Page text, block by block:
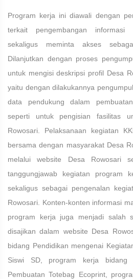
Program kerja ini diawali dengan
terkait pengembangan informasi
sekaligus meminta akses
Dilanjutkan dengan proses
untuk mengisi deskripsi profil Desa
yaitu dengan dilakukannya
data pendukung dalam
seperti untuk pengisian fasilitas
Rowosari. Pelaksanaan kegiatan
bersama dengan masyarakat Desa
melalui website Desa Rowosari
tanggungjawab kegiatan program
sekaligus sebagai pengenalan
Rowosari. Konten-konten informasi
program kerja juga menjadi salah
disajikan dalam website Desa
bidang Pendidikan mengenai
Siswi SD, program kerja bidang
Pembuatan Totebag Ecoprint,